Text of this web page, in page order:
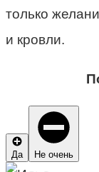
только
и кровли.
Да Не очень